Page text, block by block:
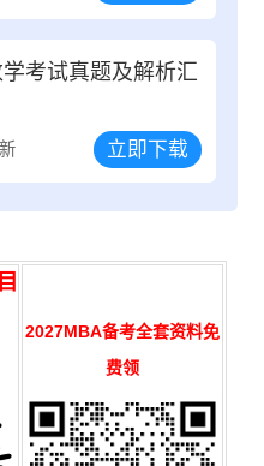
考试真题及解析汇
立即下载
2027MBA备考全套资料免
费领